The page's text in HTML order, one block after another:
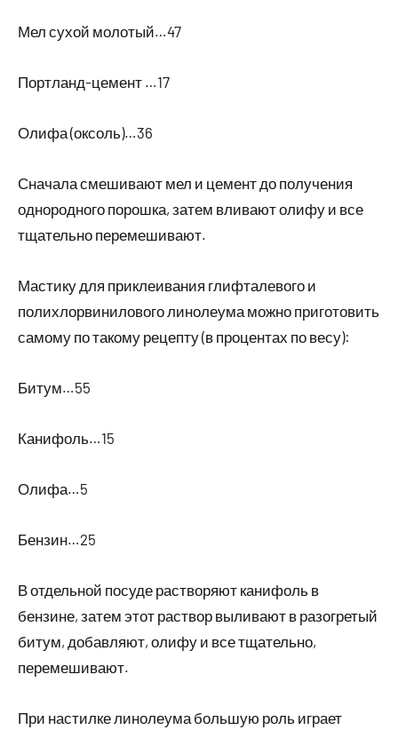
Мел сухой молотый…47
Портланд-цемент …17
Олифа (оксоль)…36
Сначала смешивают мел и цемент до получения
однородного порошка, затем вливают олифу и все
тщательно перемешивают.
Мастику для приклеивания глифталевого и
полихлорвинилового линолеума можно приготовить
самому по такому рецепту (в процентах по весу):
Битум…55
Канифоль…15
Олифа…5
Бензин…25
В отдельной посуде растворяют канифоль в
бензине, затем этот раствор выливают в разогретый
битум, добавляют, олифу и все тщательно,
перемешивают.
При настилке линолеума большую роль играет